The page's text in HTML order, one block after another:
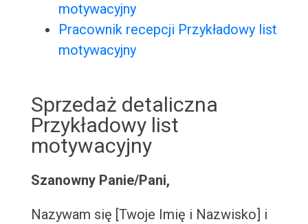
motywacyjny
Pracownik recepcji Przykładowy list
motywacyjny
Sprzedaż detaliczna
Przykładowy list
motywacyjny
Szanowny Panie/Pani,
Nazywam się [Twoje Imię i Nazwisko] i